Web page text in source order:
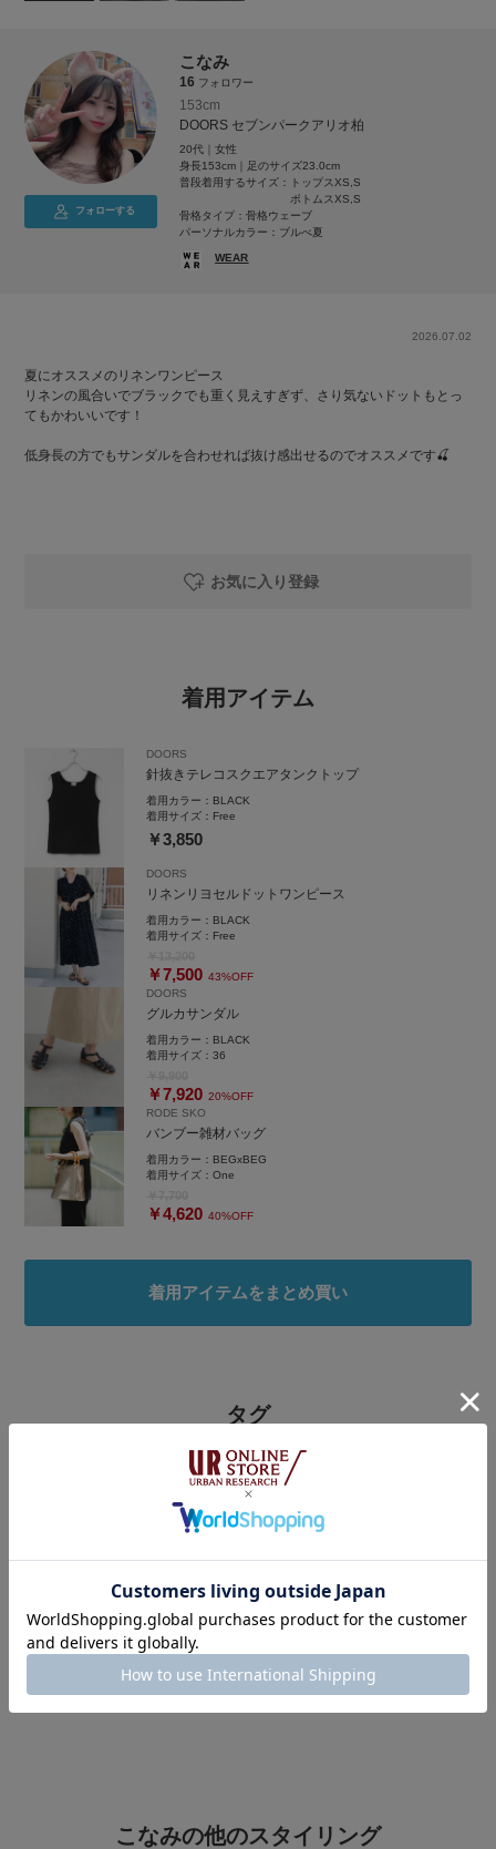
フォローする
こなみ
16 フォロワー
153cm
DOORS セブンパークアリオ柏
20代｜女性
身長153cm｜足のサイズ23.0cm
普段着用するサイズ：
トップスXS,S
ボトムスXS,S
骨格タイプ：骨格ウェーブ
パーソナルカラー：ブルべ夏
WEAR
2026.07.02
夏にオススメのリネンワンピース
リネンの風合いでブラックでも重く見えすぎず、さり気ないドットもとっ
てもかわいいです！
低身長の方でもサンダルを合わせれば抜け感出せるのでオススメです🍒
お気に入り登録
着用アイテム
DOORS
針抜きテレコスクエアタンクトップ
着用カラー： BLACK
着用サイズ： Free
￥3,850
DOORS
リネンリヨセルドットワンピース
着用カラー： BLACK
着用サイズ： Free
￥7,500 43%OFF
DOORS
グルカサンダル
着用カラー： BLACK
着用サイズ：36
￥7,920 20%OFF
RODE SKO
バンブー雑材バッグ
着用カラー： BEGxBEG
着用サイズ：One
￥4,620 40%OFF
着用アイテムをまとめ買い
タグ
#休日スタイル #私が選ぶセールアイテム26SS
#今日のコーデ #低身長
#アーバンリサーチドアーズ #URBAN RESEARCH DOORS
こなみの他のスタイリング